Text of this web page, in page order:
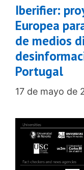
Iberifier:
Europea
de medios
Portugal
17 de mayo de